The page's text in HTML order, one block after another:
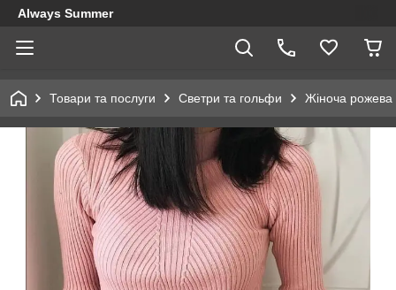
Always Summer
Товари та послуги Светри та гольфи Жіноча рожева